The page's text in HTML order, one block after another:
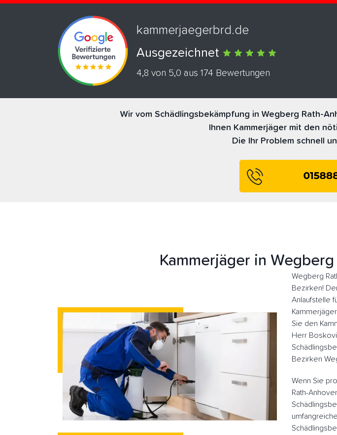
kammerjaegerbrd.de
Ausgezeichnet
4,8 von 5,0 aus 174 Bewertungen
Wir vom Schädlingsbekämpfung in Wegberg Rath-
Ihnen Kammerjäger mit den
Die Ihr Problem schnell
Kammerjäger in
Wegberg
Bezirken!
Anlaufstelle
Sie den
Herr
Bezirken
Wenn Sie
Rath-